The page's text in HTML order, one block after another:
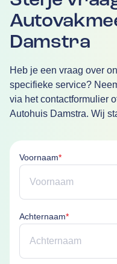
Damstra
Heb je een vraag over
specifieke service?
via het contactformulier
Autohuis Damstra. Wij
Voornaam*Voornaam is
Achternaam*Achternaam